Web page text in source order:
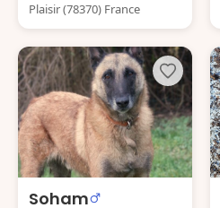
Plaisir (78370) France
Soham